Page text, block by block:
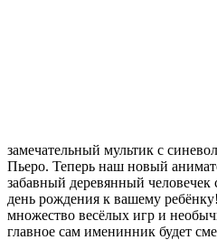
замечательный мультик с
Пьеро. Теперь наш новый
забавный деревянный
день рождения к вашему
множеcтво весёлых игр и
главное сам именинник будет